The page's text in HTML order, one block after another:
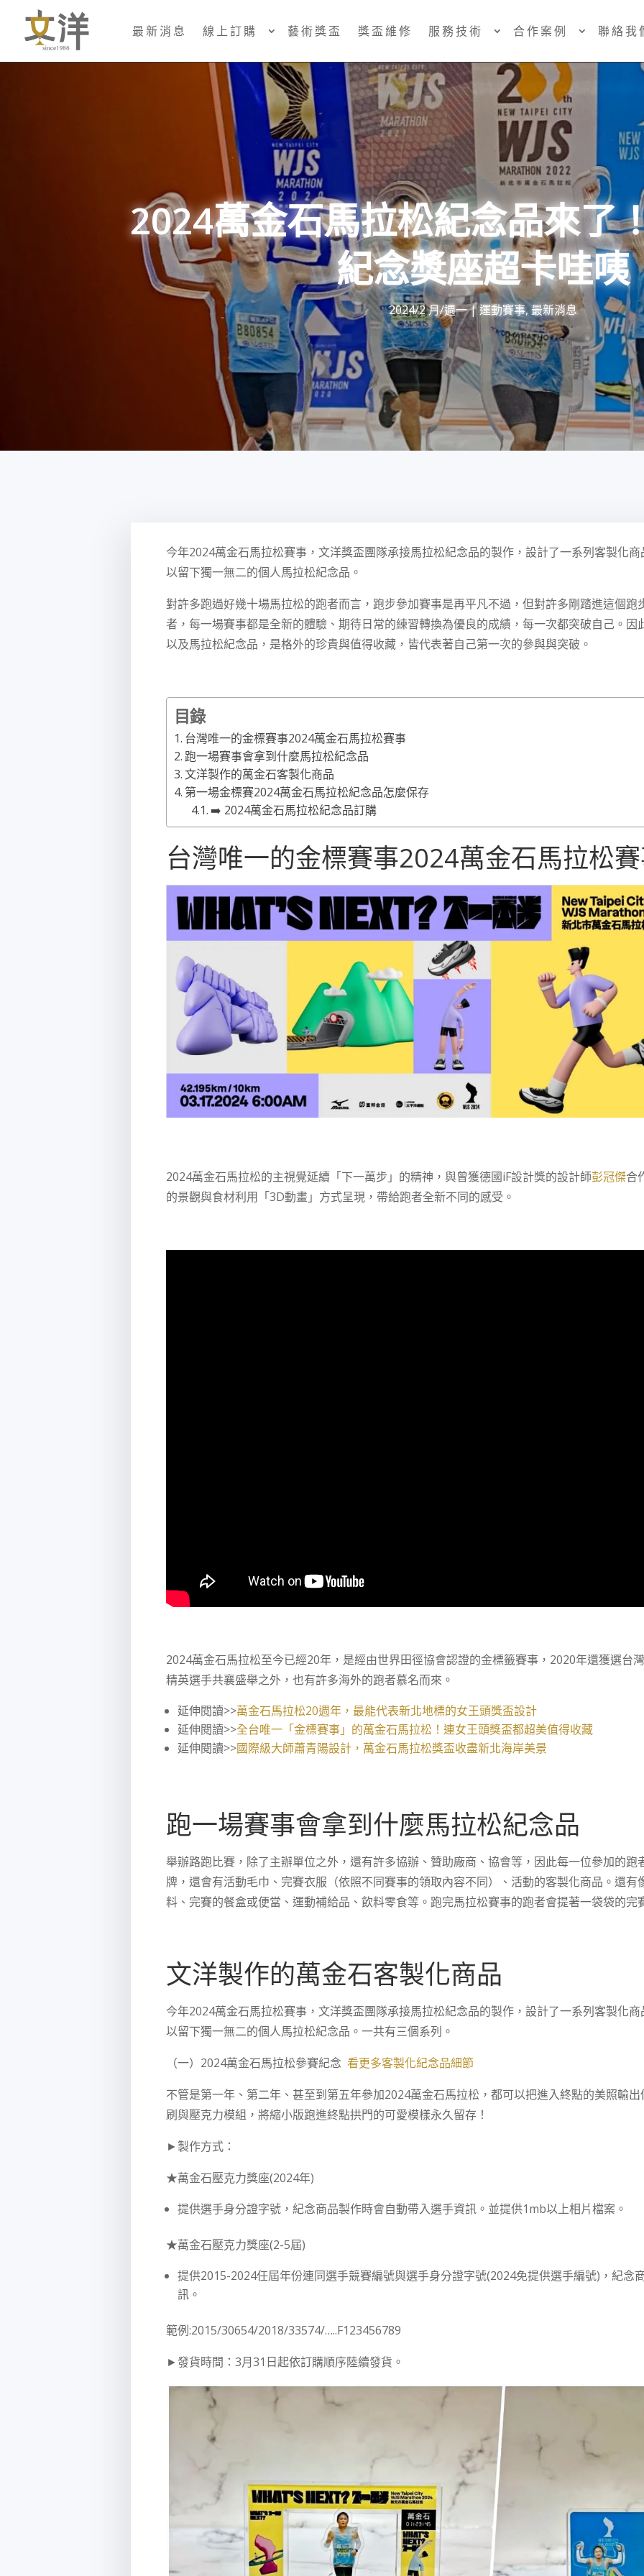
最新消息 線上訂購 藝術獎盃 獎盃維修 服務技術 合作案例 聯絡我
2024萬金石馬拉松紀念品來了
紀念獎座超卡哇咦
2024/2 月/週一|運動賽事,最新消息
今年2024萬金石馬拉松賽事，文洋獎盃團隊承接馬拉松紀念品的製作，設計了一系列客製化
以留下獨一無二的個人馬拉松紀念品。
對許多跑過好幾十場馬拉松的跑者而言，跑步參加賽事是再平凡不過，但對許多剛踏進這個
者，每一場賽事都是全新的體驗、期待日常的練習轉換為優良的成績，每一次都突破自己。因
以及馬拉松紀念品，是格外的珍貴與值得收藏，皆代表著自己第一次的參與與突破。
目錄
台灣唯一的金標賽事2024萬金石馬拉松賽事
跑一場賽事會拿到什麼馬拉松紀念品
文洋製作的萬金石客製化商品
第一場金標賽2024萬金石馬拉松紀念品怎麼保存
➡️ 2024萬金石馬拉松紀念品訂購
台灣唯一的金標賽事2024萬金石馬拉松
2024萬金石馬拉松的主視覺延續「下一萬步」的精神， 與曾獲德國iF設計獎的設計師彭冠傑合
的景觀與食材利用「3D動畫」方式呈現，帶給跑者全新不同的感受。
2024萬金石馬拉松至今已經20年，是經由世界田徑協會認證的金標籤賽事，2020年還獲選台
精英選手共襄盛舉之外，也有許多海外的跑者慕名而來。
延伸閱讀>>萬金石馬拉松20週年，最能代表新北地標的女王頭獎盃設計
延伸閱讀>>全台唯一「金標賽事」的萬金石馬拉松！連女王頭獎盃都超美值得收藏
延伸閱讀>>國際級大師蕭青陽設計，萬金石馬拉松獎盃收盡新北海岸美景
跑一場賽事會拿到什麼馬拉松紀念品
舉辦路跑比賽，除了主辦單位之外，還有許多協辦、贊助廠商、協會等，因此每一位參加的跑
牌，還會有活動毛巾、完賽衣服（依照不同賽事的領取內容不同）、活動的客製化商品。還
料、完賽的餐盒或便當、運動補給品、飲料零食等。跑完馬拉松賽事的跑者會提著一袋袋的完
文洋製作的萬金石客製化商品
今年2024萬金石馬拉松賽事，文洋獎盃團隊承接馬拉松紀念品的製作，設計了一系列客製化
以留下獨一無二的個人馬拉松紀念品。一共有三個系列。
（一）2024萬金石馬拉松參賽紀念 看更多客製化紀念品細節
不管是第一年、第二年、甚至到第五年參加2024萬金石馬拉松，都可以把進入終點的美照輸
刷與壓克力模組，將縮小版跑進終點拱門的可愛模樣永久留存！
►製作方式：
★萬金石壓克力獎座(2024年)
提供選手身分證字號，紀念商品製作時會自動帶入選手資訊。並提供1mb以上相片檔案。
★萬金石壓克力獎座(2-5屆)
提供2015-2024任屆年份連同選手競賽編號與選手身分證字號(2024免提供選手編號)，紀念
訊。
範例:2015/30654/2018/33574/…..F123456789
►發貨時間：3月31日起依訂購順序陸續發貨。